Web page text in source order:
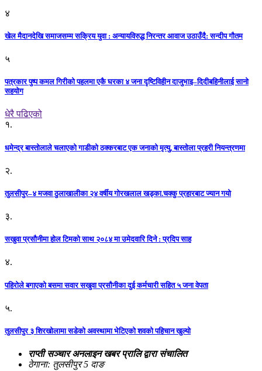
४
खेल मैदानदेखि समाजसम्म सक्रिय युवा : अन्यायविरुद्ध निरन्तर आवाज उठाउँदै: सन्दीप गौतम
५
पत्रकार पुष्प कमल गिरीको पहलमा एकै घरका ४ जना दृष्टिविहीन दाजुभाइ–दिदीबहिनीलाई सानो
सहयोग
धेरै पढिएको
१.
धमेन्द्र बास्तोलाले चलाएको गाडीको ठक्करबाट एक जनाको मृत्यु, बास्तोला प्रहरी नियन्त्रणमा
२.
तुलसीपुर–४ मजवा ठुलाखालीका २४ वर्षीय गोरखलाल खड्का.चक्कु प्रहारबाट ज्यान गयो
३.
सखुवा प्रसौनीमा होल टिमको साथ २०८४ मा उमेदवारि दिने : प्रदिप साह
४.
पहिराेले बगाएकाे बसमा सवार सखुवा प्रसाैनीका दुई कर्मचारी सहित ५ जना वेपता
५.
तुलसीपुर ३ शिरखोलामा सडेको अवस्थामा भेटिएको शवको पहिचान खुल्यो
राप्ती सञ्चार अनलाइन खबर प्रालि द्वारा संचालित
ठेगाना: तुलसीपुर 5 दाङ